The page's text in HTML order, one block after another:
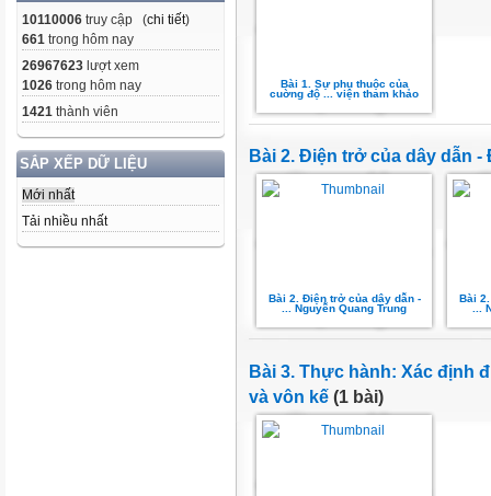
10110006 truy cập (chi tiết)
661 trong hôm nay
26967623 lượt xem
1026 trong hôm nay
1421 thành viên
SẮP XẾP DỮ LIỆU
Mới nhất
Tải nhiều nhất
Bài 1. Sự phụ thuộc của
cuờng độ ... viện tham khảo
Bài 2. Điện trở của dây dẫn -
Bài 2. Điện trở của dây dẫn -
... Nguyễn Quang Trung
Bài
...
Bài 3. Thực hành: Xác định
và vôn kế (1 bài)